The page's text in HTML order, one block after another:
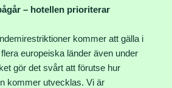
– hotellen prioriterar
kommer att gälla i
europeiska länder även under
gör det svårt att förutse hur
kommer utvecklas. Vi är